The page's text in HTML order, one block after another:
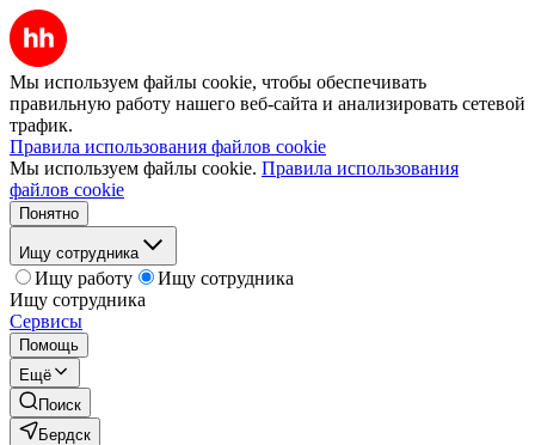
Мы используем файлы cookie, чтобы обеспечивать
правильную работу нашего веб-сайта и анализировать сетевой
трафик.
Правила использования файлов cookie
Мы используем файлы cookie. Правила использования
файлов cookie
Понятно
Ищу сотрудника
Ищу работу
Ищу сотрудника
Ищу сотрудника
Сервисы
Помощь
Ещё
Поиск
Бердск